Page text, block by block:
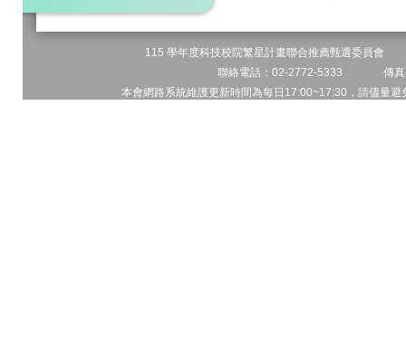
115 學年度科技校院繁星計畫聯合推薦甄選委員會
聯絡電話：02-2772-5333 傳
本會網路系統維護更新時間為每日17:00~17:30，請儘量